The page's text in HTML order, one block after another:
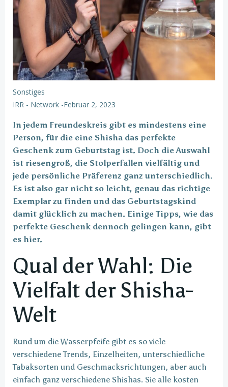
Sonstiges
IRR - Network -Februar 2, 2023
In jedem Freundeskreis gibt es mindestens eine
Person, für die eine Shisha das perfekte
Geschenk zum Geburtstag ist. Doch die Auswahl
ist riesengroß, die Stolperfallen vielfältig und
jede persönliche Präferenz ganz unterschiedlich.
Es ist also gar nicht so leicht, genau das richtige
Exemplar zu finden und das Geburtstagskind
damit glücklich zu machen. Einige Tipps, wie das
perfekte Geschenk dennoch gelingen kann, gibt
es hier.
Qual der Wahl: Die
Vielfalt der Shisha-
Welt
Rund um die Wasserpfeife gibt es so viele
verschiedene Trends, Einzelheiten, unterschiedliche
Tabaksorten und Geschmacksrichtungen, aber auch
einfach ganz verschiedene Shishas. Sie alle kosten